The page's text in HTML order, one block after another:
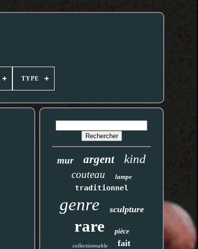
TYPE
mur argent kind
couteau lampe
traditionnel
genre sculpture
rare pièce
collectionnable fait